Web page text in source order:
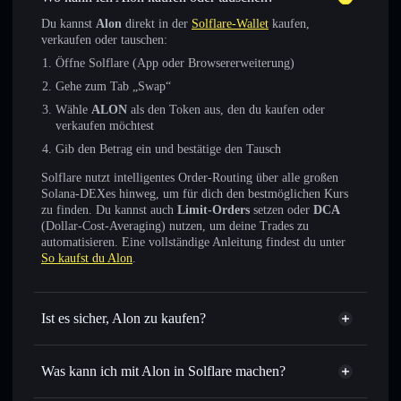
Du kannst Alon direkt in der Solflare-Wallet kaufen,
verkaufen oder tauschen:
Öffne Solflare (App oder Browsererweiterung)
Gehe zum Tab „Swap“
Wähle ALON als den Token aus, den du kaufen oder
verkaufen möchtest
Gib den Betrag ein und bestätige den Tausch
Solflare nutzt intelligentes Order-Routing über alle großen
Solana-DEXes hinweg, um für dich den bestmöglichen Kurs
zu finden. Du kannst auch Limit-Orders setzen oder DCA
(Dollar-Cost-Averaging) nutzen, um deine Trades zu
automatisieren. Eine vollständige Anleitung findest du unter
So kaufst du Alon.
Ist es sicher, Alon zu kaufen?
Alon verifizierter Token
Was kann ich mit Alon in Solflare machen?
Alon
Solflare-Wallet